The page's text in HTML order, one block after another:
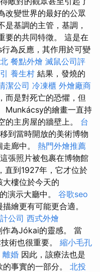
改變世界的最好的公眾
基調的主管，基調，
要的共同特徵。 這是在
為反應，其作用於可變
餐點外燴 滅鼠公司評
養生村 結果，發燒的
潔公司 冷凍櫃 外燴廠商
而是對死亡的恐懼，但
Munkácsy的繪畫一直持
的主房屋的牆壁上。 台
到當時開放的美術博物
廊中。 熱門外燴推薦
張照片被包裹在博物館
直到1927年，它才位於
樓位於今天的
演示大廳中。 谷歌seo
繪更有可能更合適。
公司 西式外燴
為Jókai的靈感。 當
術也很重要。 縮小毛孔
離婚 因此，該療法也是
事實的一部分。 北投